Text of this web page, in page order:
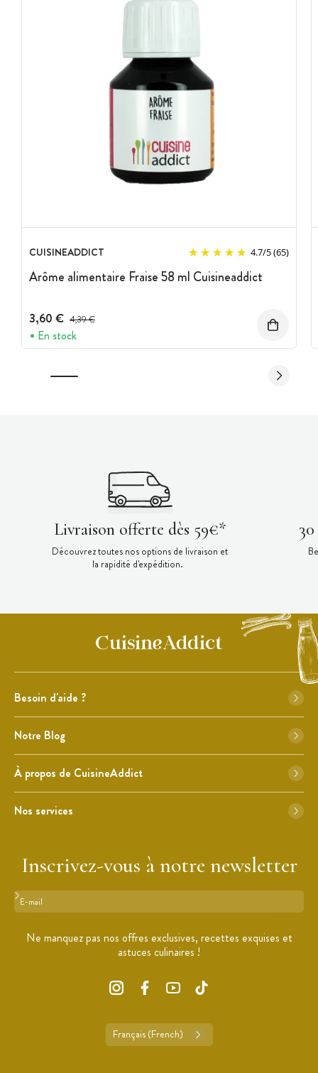
CUISINEADDICT 4.7/5(65)
Arôme alimentaire Fraise 58 ml Cuisineaddict
3,60 € Prix avant réduction :
4,39 €
En stock
Livraison offerte dès 59€*
Découvrez toutes nos options de livraison et
la rapidité d'expédition.
Besoin d'aide ?
Notre Blog
À propos de CuisineAddict
Nos services
Inscrivez-vous à notre newsletter
Format : adresse@email.com
Ne manquez pas nos offres exclusives, recettes exquises et
astuces culinaires !
Français (French)